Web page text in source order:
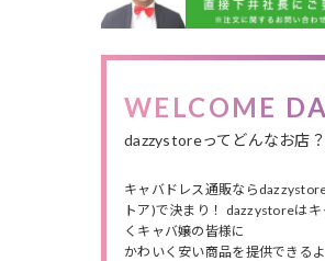
WELCOME
dazzystoreってどんなお店？
キャバドレス通販なら
トア)で決まり！ dazzystoreは
くキャバ嬢の皆様に
かわいく安い商品を提供できる